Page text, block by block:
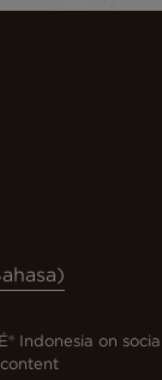
Indonesia on